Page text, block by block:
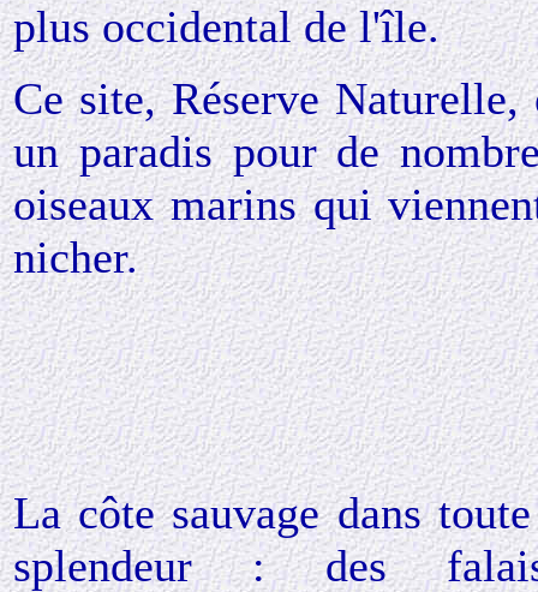
plus occidental de l'île.
Ce site, Réserve Naturelle,
un paradis pour de
oiseaux marins qui
nicher.
La côte sauvage dans
splendeur : des